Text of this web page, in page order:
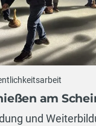
am
und